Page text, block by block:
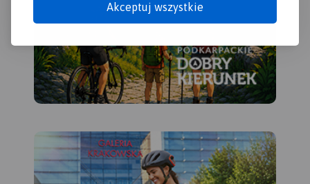
Akceptuj wszystkie